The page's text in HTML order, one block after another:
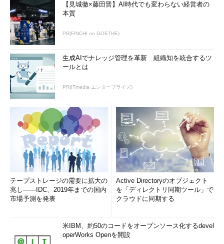
【見城徹×藤田晋】AI時代でも変わらない経営者の
本質
PR(FINCHI on GOETHE)
生成AIでナレッジ管理を革新 組織知を統合するツ
ールとは
PR(ITmedia エンタープライズ)
テープストレージの需要に拡大の
兆し――IDC、2019年までの国内
市場予測を発表
Active Directoryのオブジェクト
を「ディレクトリ同期ツール」で
クラウドに同期する
米IBM、約50のコードをオープンソース化するdevel
operWorks Openを開設